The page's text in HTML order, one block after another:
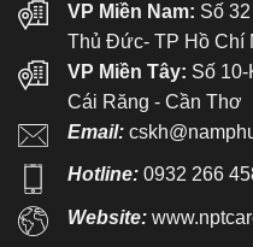
VP Miền Nam: Số
Thủ Đức- TP Hồ Chí
VP Miền Tây: Số
Cái Răng - Cần Thơ
Email:
Hotline: 0932 266
Website: